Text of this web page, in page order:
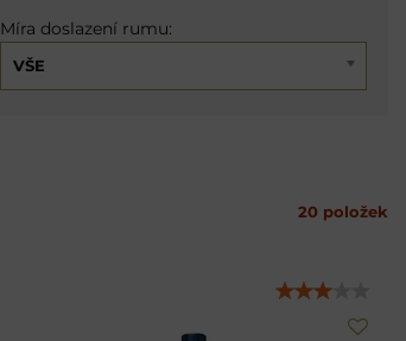
Míra doslazení rumu:
VŠE
20 položek